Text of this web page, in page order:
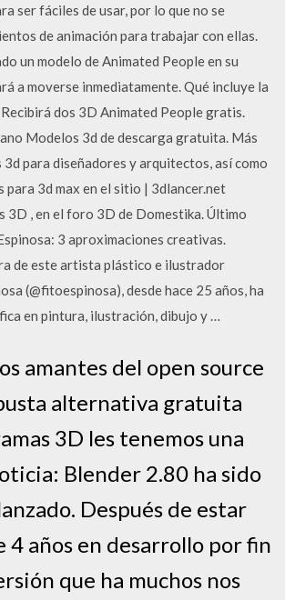
ser fáciles de usar, por lo que no se
de animación para trabajar con ellas.
un modelo de Animated People en su
a moverse inmediatamente. Qué incluye la
dos 3D Animated People gratis.
Modelos 3d de descarga gratuita. Más
para diseñadores y arquitectos, así como
para 3d max en el sitio | 3dlancer.net
3D , en el foro 3D de Domestika. Último
3 aproximaciones creativas.
de este artista plástico e ilustrador
(@fitoespinosa), desde hace 25 años, ha
en pintura, ilustración, dibujo y …
amantes del open source
alternativa gratuita
3D les tenemos una
Blender 2.80 ha sido
Después de estar
4 años en desarrollo por fin
que ha muchos nos